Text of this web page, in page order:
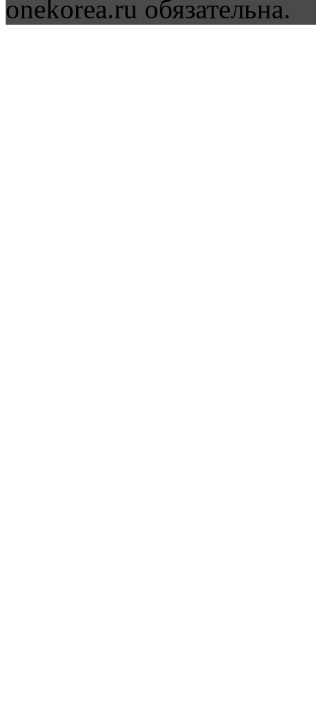
onekorea.ru обязательна.